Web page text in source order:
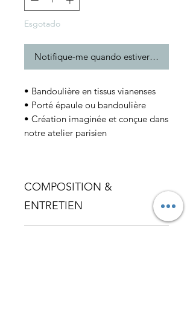
Esgotado
Notifique-me quando estiver disponível
• Bandoulière en tissus vianenses
• Porté épaule ou bandoulière
• Création imaginée et conçue dans
notre atelier parisien
COMPOSITION &
ENTRETIEN